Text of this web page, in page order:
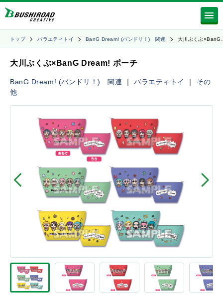
トップ バラエティトイ BanG Dream! (バンドリ！) 関連 大川ぶくぶ
大川ぶくぶ×BanG Dream! ポーチ
BanG Dream! (バンドリ！) 関連 ｜バラエティトイ ｜ その
他